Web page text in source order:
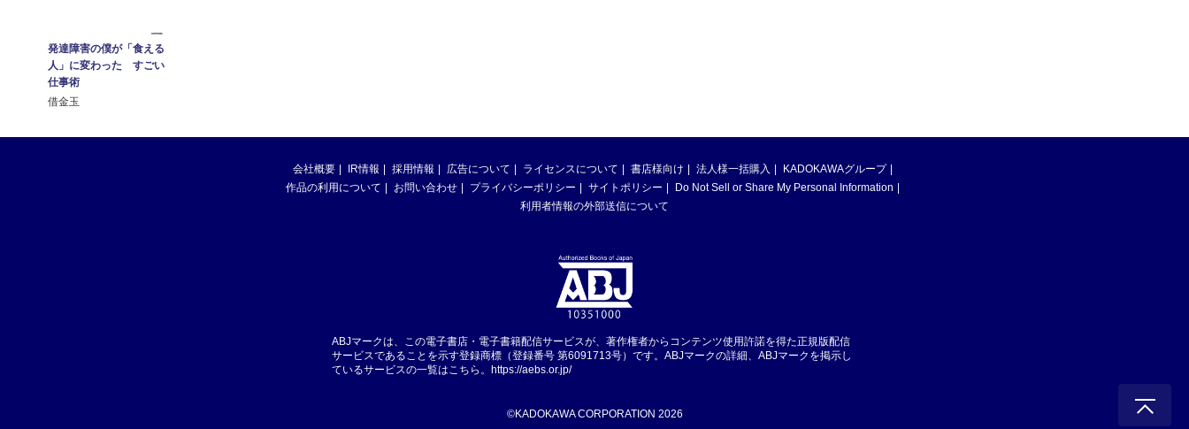
発達障害の僕が「食える
人」に変わった すごい
仕事術
借金玉
会社概要 IR情報 採用情報 広告について ライセンスについて 書店様向け 法人様一括購入
KADOKAWAグループ
作品の利用について
お問い合わせ プライバシーポリシー サイトポリシー
Do Not Sell or Share My Personal Information
利用者情報の外部送信について
ABJマークは、この電子書店・電子書籍配信サービスが、著作権者からコンテンツ使用許諾を得た正規版配信
サービスであることを示す登録商標（登録番号 第6091713号）です。ABJマークの詳細、ABJマークを掲示し
ているサービスの一覧はこちら。 https://aebs.or.jp/
©KADOKAWA CORPORATION 2026